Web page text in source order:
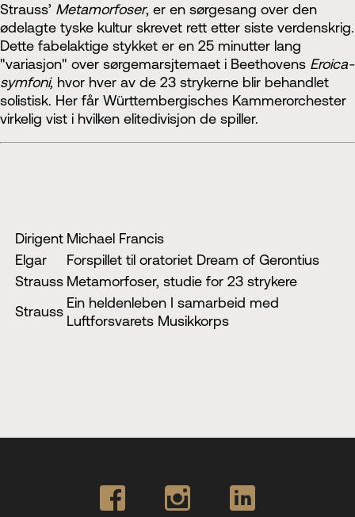
Strauss’ Metamorfoser, er en sørgesang over den
ødelagte tyske kultur skrevet rett etter siste verdenskrig.
Dette fabelaktige stykket er en 25 minutter lang
"variasjon" over sørgemarsjtemaet i Beethovens Eroica-
symfoni, hvor hver av de 23 strykerne blir behandlet
solistisk. Her får Württembergisches Kammerorchester
virkelig vist i hvilken elitedivisjon de spiller.
Dirigent Michael Francis
Elgar
Forspillet til oratoriet Dream of Gerontius
Strauss Metamorfoser, studie for 23 strykere
Strauss
Ein heldenleben I samarbeid med
Luftforsvarets Musikkorps